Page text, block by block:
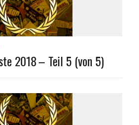
2018 – Teil 5 (von 5)